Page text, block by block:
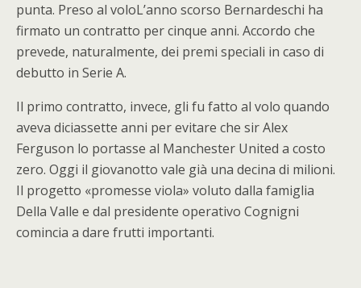
punta. Preso al voloL’anno scorso Bernardeschi ha
firmato un contratto per cinque anni. Accordo che
prevede, naturalmente, dei premi speciali in caso di
debutto in Serie A.
Il primo contratto, invece, gli fu fatto al volo quando
aveva diciassette anni per evitare che sir Alex
Ferguson lo portasse al Manchester United a costo
zero. Oggi il giovanotto vale già una decina di milioni.
Il progetto «promesse viola» voluto dalla famiglia
Della Valle e dal presidente operativo Cognigni
comincia a dare frutti importanti.